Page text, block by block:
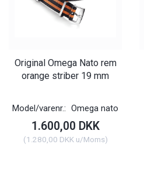
Original Omega Nato rem
orange striber 19 mm
Model/varenr.: Omega nato
1.600,00 DKK
(1.280,00 DKKu/Moms)